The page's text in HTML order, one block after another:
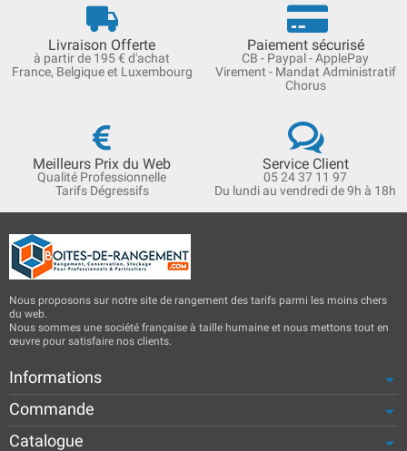
Livraison Offerte
à partir de 195 € d'achat
France, Belgique et Luxembourg
Paiement sécurisé
CB - Paypal - ApplePay
Virement - Mandat Administratif
Chorus
Meilleurs Prix du Web
Qualité Professionnelle
Tarifs Dégressifs
Service Client
05 24 37 11 97
Du lundi au vendredi de 9h à 18h
Nous proposons sur notre site de rangement des tarifs parmi les moins chers
du web.
Nous sommes une société française à taille humaine et nous mettons tout en
œuvre pour satisfaire nos clients.
Informations
Commande
Catalogue